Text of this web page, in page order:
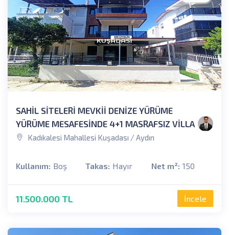
SAHİL SİTELERİ MEVKİİ DENİZE YÜRÜME
YÜRÜME MESAFESİNDE 4+1 MASRAFSIZ VİLLA
Kadıkalesi Mahallesi Kuşadası / Aydın
Kullanım: Boş Takas: Hayır Net m²: 150
11.500.000 TL İncele